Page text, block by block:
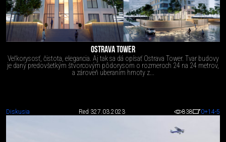
OSTRAVA TOWER
Veľkorysosť, čistota, elegancia. Aj tak sa dá opísať Ostrava Tower. Tvar budovy
je daný predovšetkým štvorcovým pôdorysom o rozmeroch 24 na 24 metrov,
a zároveň uberaním hmoty z...
Diskusia Red 327.03.2023 838 0+14-5